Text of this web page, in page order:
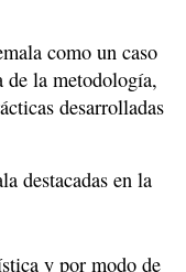
como un caso
de la metodología,
desarrolladas
destacadas en la
y por modo de